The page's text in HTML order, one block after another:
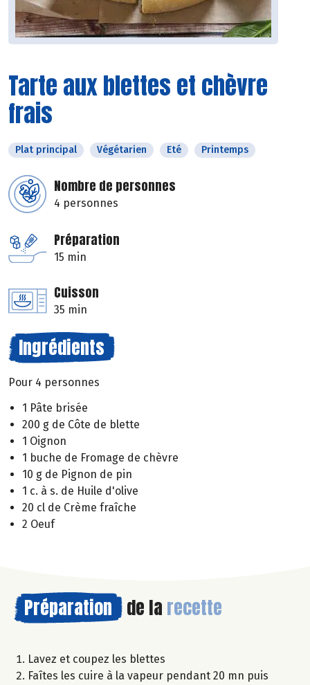
Tarte aux blettes et chèvre
frais
Plat principal Végétarien Eté Printemps
Nombre de personnes
4 personnes
Préparation
15 min
Cuisson
35 min
Ingrédients
Pour 4 personnes
1 Pâte brisée
200 g de Côte de blette
1 Oignon
1 buche de Fromage de chèvre
10 g de Pignon de pin
1 c. à s. de Huile d'olive
20 cl de Crème fraîche
2 Oeuf
Préparation de la recette
Lavez et coupez les blettes
Faîtes les cuire à la vapeur pendant 20 mn puis